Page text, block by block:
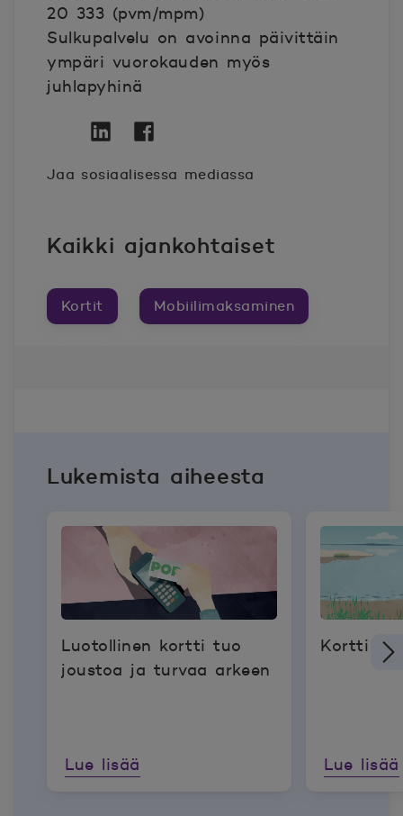
20 333 (pvm/mpm)
Sulkupalvelu on avoinna päivittäin
ympäri vuorokauden myös
juhlapyhinä
Jaa sosiaalisessa mediassa
Kaikki ajankohtaiset
Kortit Mobiilimaksaminen
Lukemista aiheesta
Luotollinen kortti tuo
joustoa ja turvaa arkeen
Lue lisää
Kortti
Lue lisää